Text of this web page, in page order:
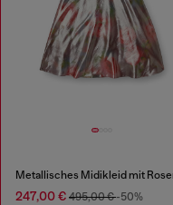
247,00 € 495,00 €-50%